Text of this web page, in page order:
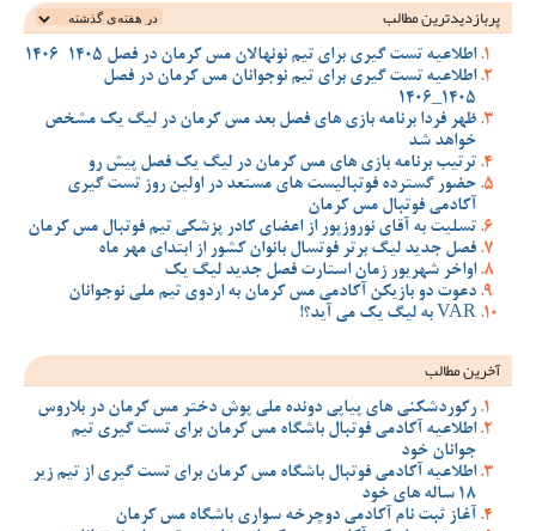
پربازدیدترین‌ مطالب
اطلاعیه تست گیری برای تیم نونهالان مس کرمان در فصل 1405-1406
اطلاعیه تست گیری برای تیم نوجوانان مس کرمان در فصل
1405_1406
ظهر فردا برنامه بازی های فصل بعد مس کرمان در لیگ یک مشخص
خواهد شد
ترتیب برنامه بازی های مس کرمان در لیگ یک فصل پیش رو
حضور گسترده فوتبالیست های مستعد در اولین روز تست گیری
آکادمی فوتبال مس کرمان
تسلیت به آقای نوروزپور از اعضای کادر پزشکی تیم فوتبال مس کرمان
فصل جدید لیگ برتر فوتسال بانوان کشور از ابتدای مهر ماه
اواخر شهریور زمان استارت فصل جدید لیگ یک
دعوت دو بازیکن آکادمی مس کرمان به اردوی تیم ملی نوجوانان
VAR به لیگ یک می آید؟!
آخرین مطالب
رکوردشکنی های پیاپی دونده ملی پوش دختر مس کرمان در بلاروس
اطلاعیه آکادمی فوتبال باشگاه مس کرمان برای تست گیری تیم
جوانان خود
اطلاعیه آکادمی فوتبال باشگاه مس کرمان برای تست گیری از تیم زیر
18 ساله های خود
آغاز ثبت نام آکادمی دوچرخه سواری باشگاه مس کرمان